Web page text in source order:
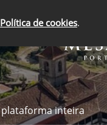
Política de cookies.